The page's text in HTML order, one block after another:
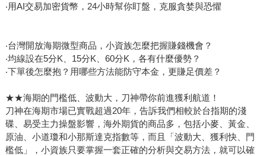
‧用AI交易加密貨幣，24小時幫你盯盤，克服貪婪與恐懼
‧台灣開放海期微型商品，小資族怎麼把握賺錢機會？
‧均線設在5分K、15分K、60分K，各有什麼優勢？
‧下單後怎麼抱？用哪些方法能防守本金，更賺足價差？
★★海期的門檻低、波動大，刀神帶你前進獲利航道！
刀神在海期市場已實戰超過20年，告訴我們相較於台指期的淺
碟、易受主力操盤影響，海外期貨的商品多，包括小麥、黃金、
原油、小道瓊和小那斯達克指數等，而且「波動大、獲利快、門
檻低」，小資族只要掌握一套正確的分析與交易方法，就可以確